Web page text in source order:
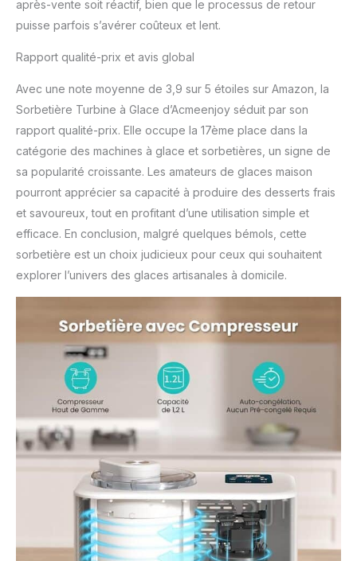
après-vente soit réactif, bien que le processus de retour
puisse parfois s’avérer coûteux et lent.
Rapport qualité-prix et avis global
Avec une note moyenne de 3,9 sur 5 étoiles sur Amazon, la
Sorbetière Turbine à Glace d’Acmeenjoy séduit par son
rapport qualité-prix. Elle occupe la 17ème place dans la
catégorie des machines à glace et sorbetières, un signe de
sa popularité croissante. Les amateurs de glaces maison
pourront apprécier sa capacité à produire des desserts frais
et savoureux, tout en profitant d’une utilisation simple et
efficace. En conclusion, malgré quelques bémols, cette
sorbetière est un choix judicieux pour ceux qui souhaitent
explorer l’univers des glaces artisanales à domicile.